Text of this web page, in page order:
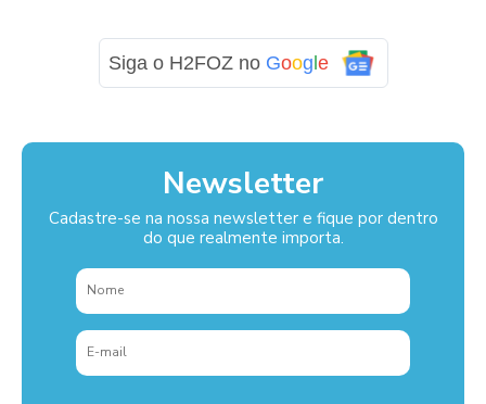
Siga o H2FOZ no Goog e
Newsletter
Cadastre-se na nossa newsletter e fique por dentro
do que realmente importa.